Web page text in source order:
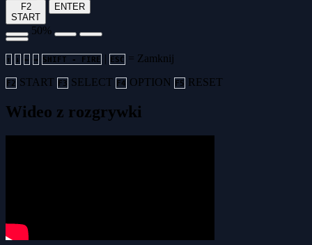
F2
START
ENTER
50%
↑ ↓ ← → SHIFT - FIRE | ESC = Zamknij
F2 START F3 SELECT F4 OPTION F5 RESET
Wideo z rozgrywki